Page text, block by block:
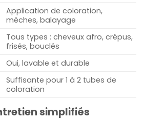
Application de coloration,
mèches, balayage
Tous types : cheveux afro, crépus,
frisés, bouclés
Oui, lavable et durable
Suffisante pour 1 à 2 tubes de
coloration
simplifiés